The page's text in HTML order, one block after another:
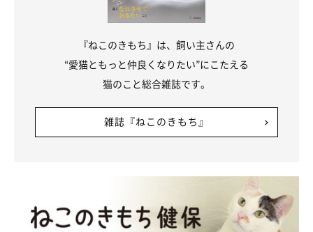
『ねこのきもち』は、飼い主さんの
“愛猫ともっと仲良くなりたい”にこたえる
猫のこと総合雑誌です。
雑誌『ねこのきもち』